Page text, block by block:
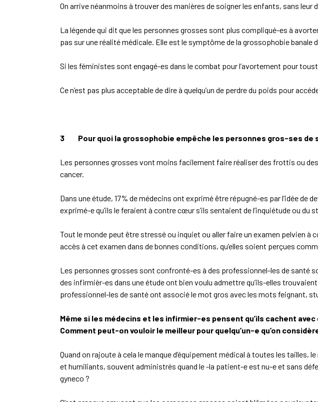
On arrive néanmoins à trouver des manières de soigner les enfants, sans leur
La légende qui dit que les personnes grosses sont plus compliqué-es à
pas sur une réalité médicale. Elle est le symptôme de la grossophobie
Si les féministes sont engagé-es dans le combat pour l’avortement pour
Ce n’est pas plus acceptable de dire à quelqu’un de perdre du poids pour
3 Pour quoi la grossophobie empêche les personnes gros-ses de
Les personnes grosses vont moins facilement faire réaliser des frottis ou
cancer.
Dans une étude, 17% de médecins ont exprimé être répugné-es par l’idée
exprimé-e qu’ils le feraient à contre cœur s’ils sentaient de l’inquiétude ou du
Tout le monde peut être stressé ou inquiet ou aller faire un examen pelvien à
accès à cet examen dans de bonnes conditions, qu’elles soient perçues
Les personnes grosses sont confronté-es à des professionnel-les de santé
des infirmièr-es dans une étude ont bien voulu admettre qu’ils-elles
professionnel-les de santé ont associé le mot gros avec les mots feignant,
Même si les médecins et les infirmier-es pensent qu’ils cachent
Comment peut-on vouloir le meilleur pour quelqu’un-e qu’on
Quand on rajoute à cela le manque d’équipement médical à toutes les
et humiliants, souvent administrés quand le -la patient-e est nu-e et sans
gyneco ?